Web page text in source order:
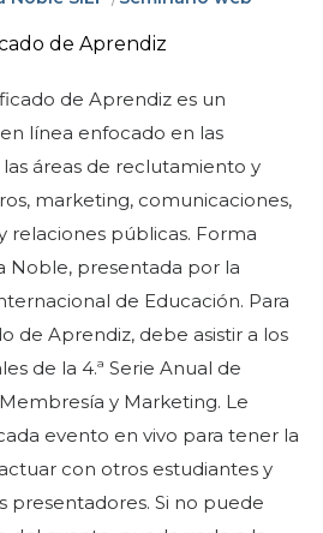
Freemasonry
de Aprendiz
de Aprendiz es un
línea enfocado en las
áreas de reclutamiento y
marketing, comunicaciones,
relaciones públicas. Forma
Noble, presentada por la
de Educación. Para
de Aprendiz, debe asistir a los
de la 4.ª Serie Anual de
y Marketing. Le
evento en vivo para tener la
con otros estudiantes y
presentadores. Si no puede